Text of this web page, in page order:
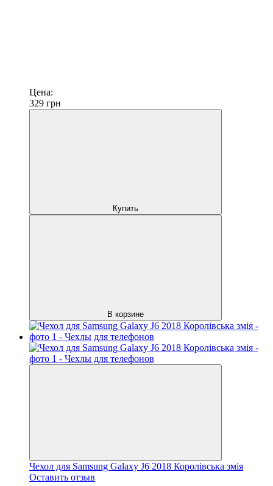
Цена:
329 грн
Купить
В корзине
Чехол для Samsung Galaxy J6 2018 Королівська змія
Оставить отзыв